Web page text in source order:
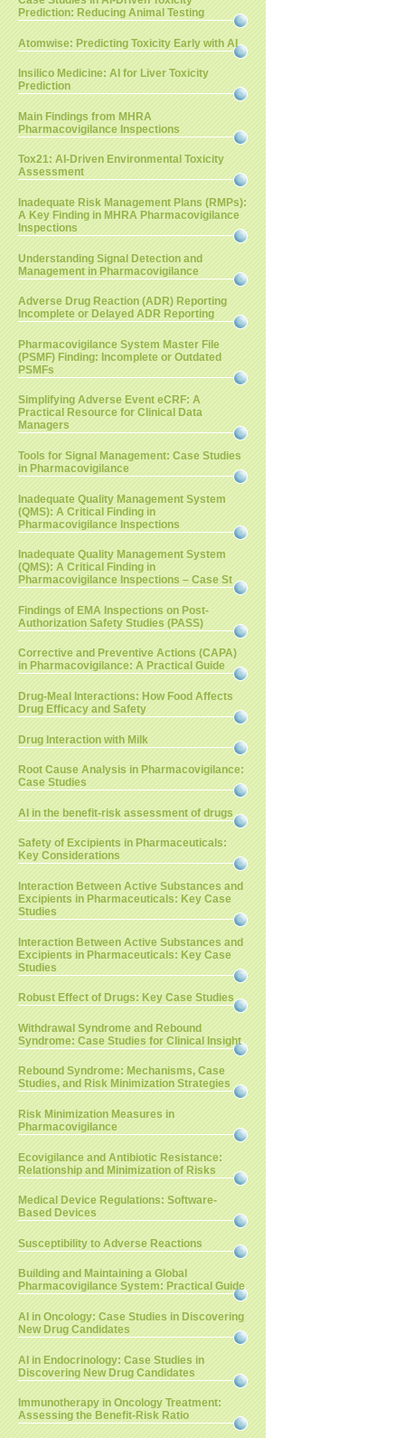
Prediction: Reducing Animal Testing
Atomwise: Predicting Toxicity Early with AI
Insilico Medicine: AI for Liver Toxicity
Prediction
Main Findings from MHRA
Pharmacovigilance Inspections
Tox21: AI-Driven Environmental Toxicity
Assessment
Inadequate Risk Management Plans (RMPs):
A Key Finding in MHRA Pharmacovigilance
Inspections
Understanding Signal Detection and
Management in Pharmacovigilance
Adverse Drug Reaction (ADR) Reporting
Incomplete or Delayed ADR Reporting
Pharmacovigilance System Master File
(PSMF) Finding: Incomplete or Outdated
PSMFs
Simplifying Adverse Event eCRF: A
Practical Resource for Clinical Data
Managers
Tools for Signal Management: Case Studies
in Pharmacovigilance
Inadequate Quality Management System
(QMS): A Critical Finding in
Pharmacovigilance Inspections
Inadequate Quality Management System
(QMS): A Critical Finding in
Pharmacovigilance Inspections – Case St
Findings of EMA Inspections on Post-
Authorization Safety Studies (PASS)
Corrective and Preventive Actions (CAPA)
in Pharmacovigilance: A Practical Guide
Drug-Meal Interactions: How Food Affects
Drug Efficacy and Safety
Drug Interaction with Milk
Root Cause Analysis in Pharmacovigilance:
Case Studies
AI in the benefit-risk assessment of drugs
Safety of Excipients in Pharmaceuticals:
Key Considerations
Interaction Between Active Substances and
Excipients in Pharmaceuticals: Key Case
Studies
Interaction Between Active Substances and
Excipients in Pharmaceuticals: Key Case
Studies
Robust Effect of Drugs: Key Case Studies
Withdrawal Syndrome and Rebound
Syndrome: Case Studies for Clinical Insight
Rebound Syndrome: Mechanisms, Case
Studies, and Risk Minimization Strategies
Risk Minimization Measures in
Pharmacovigilance
Ecovigilance and Antibiotic Resistance:
Relationship and Minimization of Risks
Medical Device Regulations: Software-
Based Devices
Susceptibility to Adverse Reactions
Building and Maintaining a Global
Pharmacovigilance System: Practical Guide
AI in Oncology: Case Studies in Discovering
New Drug Candidates
AI in Endocrinology: Case Studies in
Discovering New Drug Candidates
Immunotherapy in Oncology Treatment:
Assessing the Benefit-Risk Ratio